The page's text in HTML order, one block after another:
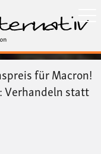
für Macron!
Verhandeln statt